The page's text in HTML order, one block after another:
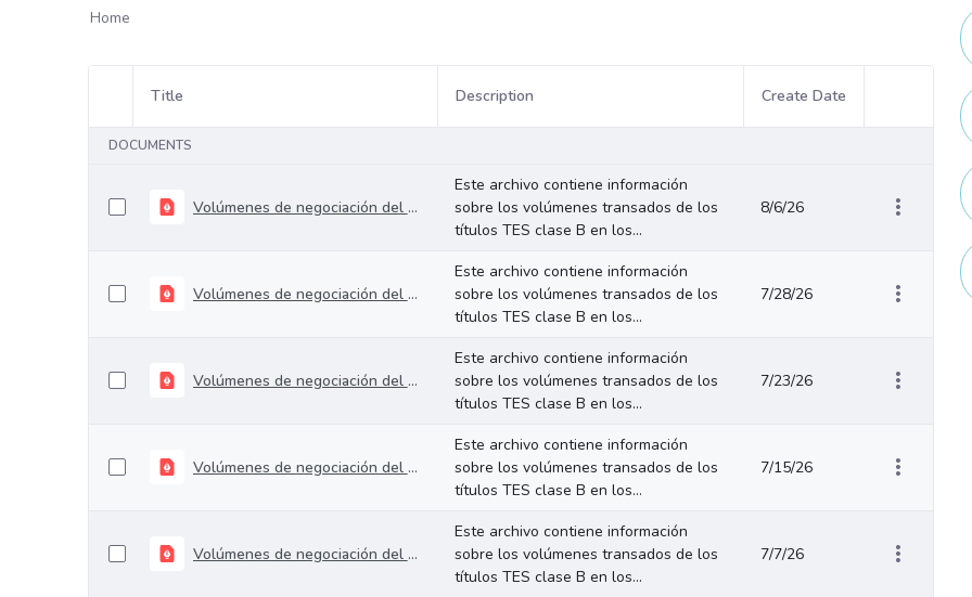
Home
Item Selection
Title Description Create Date
Item Actions
DOCUMENTS
Volúmenes de negociación del 27 al 31 de julio de 2026
Este archivo contiene información
sobre los volúmenes transados de los
títulos TES clase B en los...
8/6/26
Volúmenes de negociación del 21 al 24 de julio de 2026
Este archivo contiene información
sobre los volúmenes transados de los
títulos TES clase B en los...
7/28/26
Volúmenes de negociación del 14 al 17 de julio de 2026
Este archivo contiene información
sobre los volúmenes transados de los
títulos TES clase B en los...
7/23/26
Volúmenes de negociación del 06 al 10 de julio de 2026
Este archivo contiene información
sobre los volúmenes transados de los
títulos TES clase B en los...
7/15/26
Volúmenes de negociación del 30 de junio al 03 de julio de 2026
Este archivo contiene información
sobre los volúmenes transados de los
títulos TES clase B en los...
7/7/26